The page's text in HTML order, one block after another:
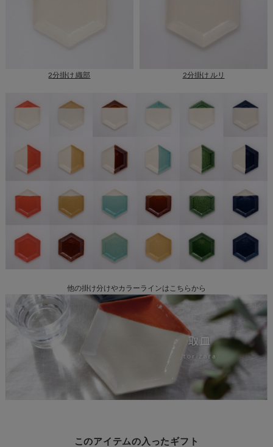
2分掛け 織部 2分掛け ルリ
他の掛け分けやカラーラインはこちらから
このアイテムの入ったギフト